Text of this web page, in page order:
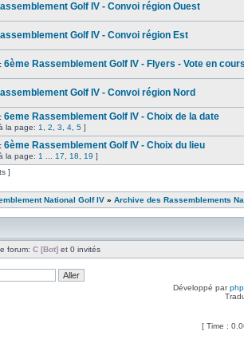
Golf IV - Convoi région Ouest
Golf IV - Convoi région Est
6ème Rassemblement Golf IV - Flyers - Vote en
Golf IV - Convoi région Nord
6eme Rassemblement Golf IV - Choix de la date
la page: 1 2 3 4 5 ]
6ème Rassemblement Golf IV - Choix du lieu
la page: 1 17 18 19 ]
]
National Golf IV » Archive des Rassemblements
forum: C [Bot] et 0 invités
Développé par
[ Time :